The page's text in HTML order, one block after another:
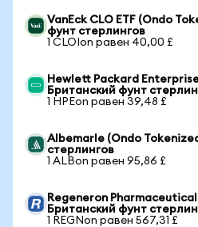
VanEck CLO ETF (Ondo
фунт стерлингов
1 CLOIon равен 40,00 £
Hewlett Packard
Британский фунт
1 HPEon равен 39,48 £
Albemarle (Ondo
стерлингов
1 ALBon равен 95,86 £
Regeneron
Британский фунт
1 REGNon равен 567,31 £